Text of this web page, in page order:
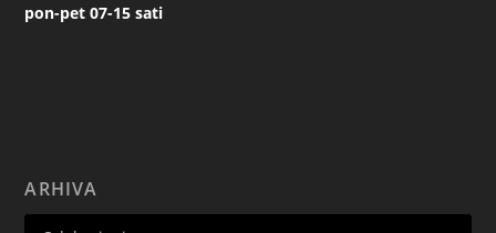
pon-pet 07-15 sati
ARHIVA